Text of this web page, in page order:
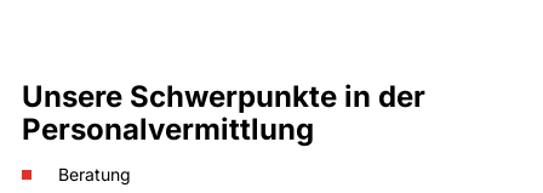
Unsere Schwerpunkte in der
Personalvermittlung
Beratung